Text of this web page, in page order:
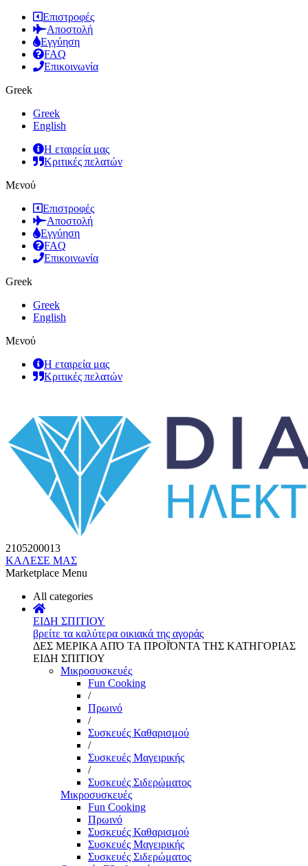
Επιστροφές
Αποστολή
Εγγύηση
FAQ
Επικοινωνία
Greek
Greek
English
Η εταιρεία μας
Κριτικές πελατών
Μενού
Επιστροφές
Αποστολή
Εγγύηση
FAQ
Επικοινωνία
Greek
Greek
English
Μενού
Η εταιρεία μας
Κριτικές πελατών
2105200013
ΚΑΛΕΣΕ ΜΑΣ
Marketplace Menu
All categories
ΕΙΔΗ ΣΠΙΤΙΟΥ
βρείτε τα καλύτερα οικιακά της αγοράς
ΔΕΣ ΜΕΡΙΚΑ ΑΠΌ ΤΑ ΠΡΟΪΌΝΤΑ ΤΗΣ ΚΑΤΗΓΟΡΙΑΣ
ΕΙΔΗ ΣΠΙΤΙΟΥ
Μικροσυσκευές
Fun Cooking
/
Πρωινό
/
Συσκευές Καθαρισμού
/
Συσκευές Μαγειρικής
/
Συσκευές Σιδερώματος
Μικροσυσκευές
Fun Cooking
Πρωινό
Συσκευές Καθαρισμού
Συσκευές Μαγειρικής
Συσκευές Σιδερώματος